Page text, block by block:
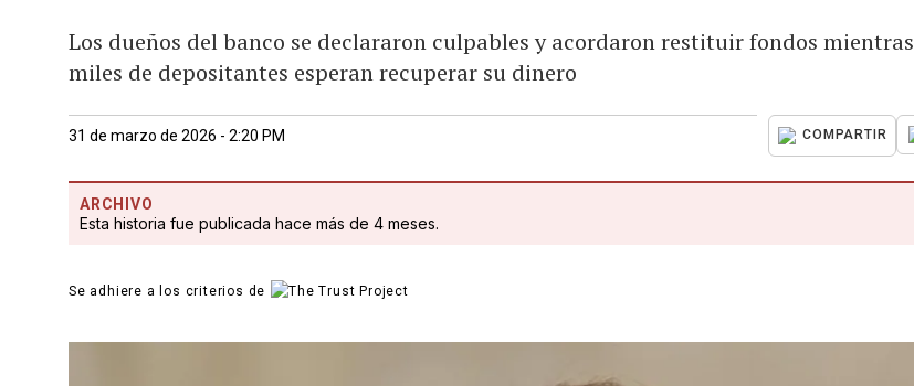
Los dueños del banco se declararon culpables y acordaron restituir fondos mientras
miles de depositantes esperan recuperar su dinero
31 de marzo de 2026 - 2:20 PM COMPARTIR
ARCHIVO
Esta historia fue publicada hace más de 4 meses.
Se adhiere a los criterios de